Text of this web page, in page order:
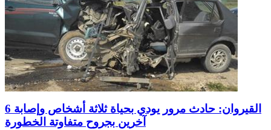
القيروان: حادث مرور يودي بحياة ثلاثة أشخاص وإصابة 6
آخرين بجروح متفاوتة الخطورة